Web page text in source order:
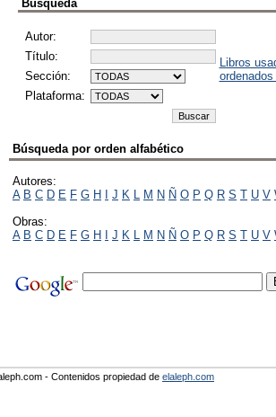
Búsqueda
Autor:
Título:
Sección:
Plataforma:
Libros
Búsqueda por orden alfabético
Autores:
A B C D E F G H I J K L M N Ñ O P Q R S T U V
Obras:
A B C D E F G H I J K L M N Ñ O P Q R S T U V
- Contenidos propiedad de elaleph.com